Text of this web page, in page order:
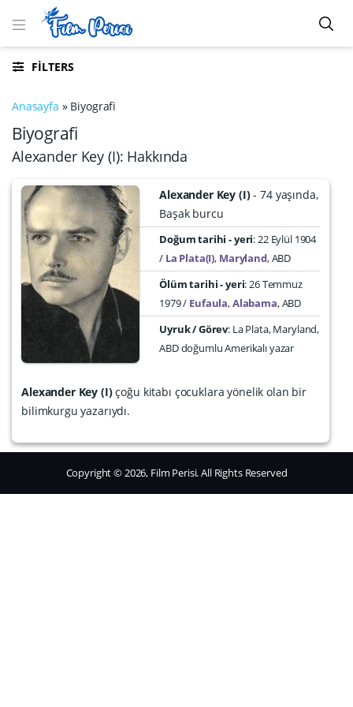
FILTERS
Anasayfa » Biyografi
Biyografi
Alexander Key (I): Hakkında
Alexander Key (I) 74 yaşında
Başak burcu
Doğum tarihi - yeri 22 Eylül 1904
La Plata(I), Maryland,ABD
Ölüm tarihi - yeri:26 Temmuz
1979
Eufaula,Alabama,ABD
Uyruk / Görev: La Plata, Maryland,
ABD doğumlu Amerikalı yazar
Alexander Key (I)çoğu kitabı çocuklara yönelik olan bir
bilimkurgu yazarıydı.
Copyright © 2026, Film Perisi. All Rights Reserved